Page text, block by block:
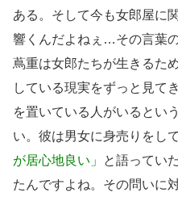
ある。そして今も女郎屋に
響くんだよねぇ…その言葉の
蔦重は女郎たちが生きるた
している現実をずっと見て
を置いている人がいるとい
い。彼は男女に身売りをし
が居心地良い」
と語ってい
たんですよね。その問いに